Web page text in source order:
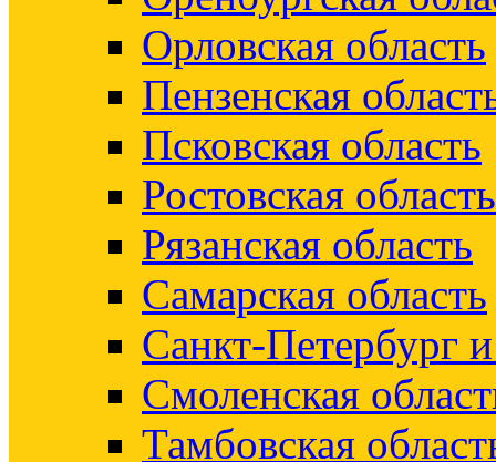
Орловская область
Пензенская
Псковская область
Ростовская область
Рязанская область
Самарская область
Санкт-Петербург
Смоленская
Тамбовская